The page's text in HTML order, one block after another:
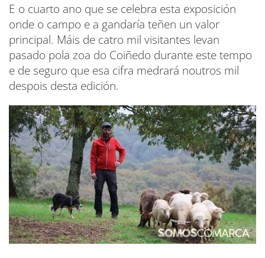
E o cuarto ano que se celebra esta exposición
onde o campo e a gandaría teñen un valor
principal. Máis de catro mil visitantes levan
pasado pola zoa do Coiñedo durante este tempo
e de seguro que esa cifra medrará noutros mil
despois desta edición.